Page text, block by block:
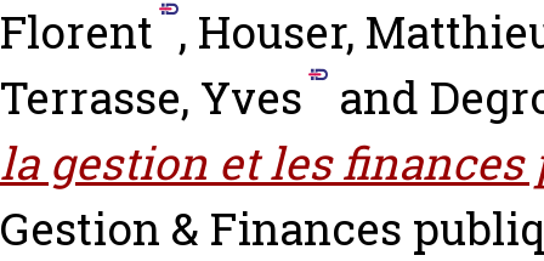
Florent , Houser,
Terrasse, Yves
and
la gestion et les finances
Gestion & Finances